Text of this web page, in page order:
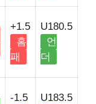
+1.5
홈
패
U180.5
언
더
-1.5
U183.5